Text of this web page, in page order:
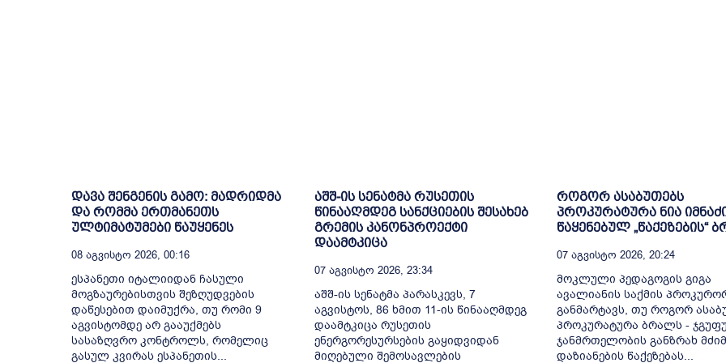
დავა შენგენის გამო: მადრიდმა
და რომმა ერთმანეთს
ულტიმატუმები წაუყენეს
08 Აგვისტო 2026, 00:16
ესპანეთი იტალიიდან ჩასული
მოგზაურებისთვის შეზღუდვების
დაწესებით დაიმუქრა, თუ რომი 9
აგვისტომდე არ გააუქმებს
სასაზღვრო კონტროლს, რომელიც
გასულ კვირას ესპანეთის...
აშშ-ის სენატმა რუსეთის
წინააღმდეგ სანქციების შესახებ
გრემის კანონპროექტი
დაამტკიცა
07 Აგვისტო 2026, 23:34
აშშ-ის სენატმა პარასკევს, 7
აგვისტოს, 86 ხმით 11-ის წინააღმდეგ
დაამტკიცა რუსეთის
ენერგორესურსების გაყიდვიდან
მიღებული შემოსავლების
როგორ ასაბუთებს
პროკურატურა ნია
წაყენებულ „წაქეზების“
07 Აგვისტო 2026, 20:24
მოკლული პედაგოგის გიგა
ავალიანის საქმის
განმარტავს, თუ როგორ
პროკურატურა ბრალს -
ჯანმრთელობის განზრახ
დაზიანების წაქეზებას...